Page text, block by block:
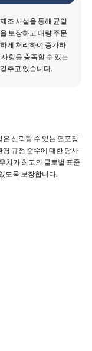
조 시설을 통해 균일
보장하고 대량 주문
게 처리하여 증가하
사항을 충족할 수 있는
추고 있습니다.
은 신뢰할 수 있는 연포장
규정 준수에 대한 당사
치가 최고의 글로벌 표준
도록 보장합니다.